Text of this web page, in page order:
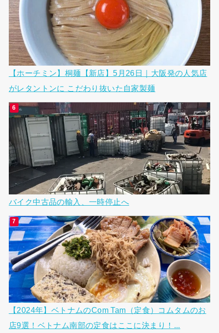
【ホーチミン】桐麺【新店】5月26日｜大阪発の人気店
がレタントンに こだわり抜いた自家製麺
バイク中古品の輸入、一時停止へ
【2024年】ベトナムのCom Tam（定食）コムタムのお
店9選！ベトナム南部の定食はここに決まり！...